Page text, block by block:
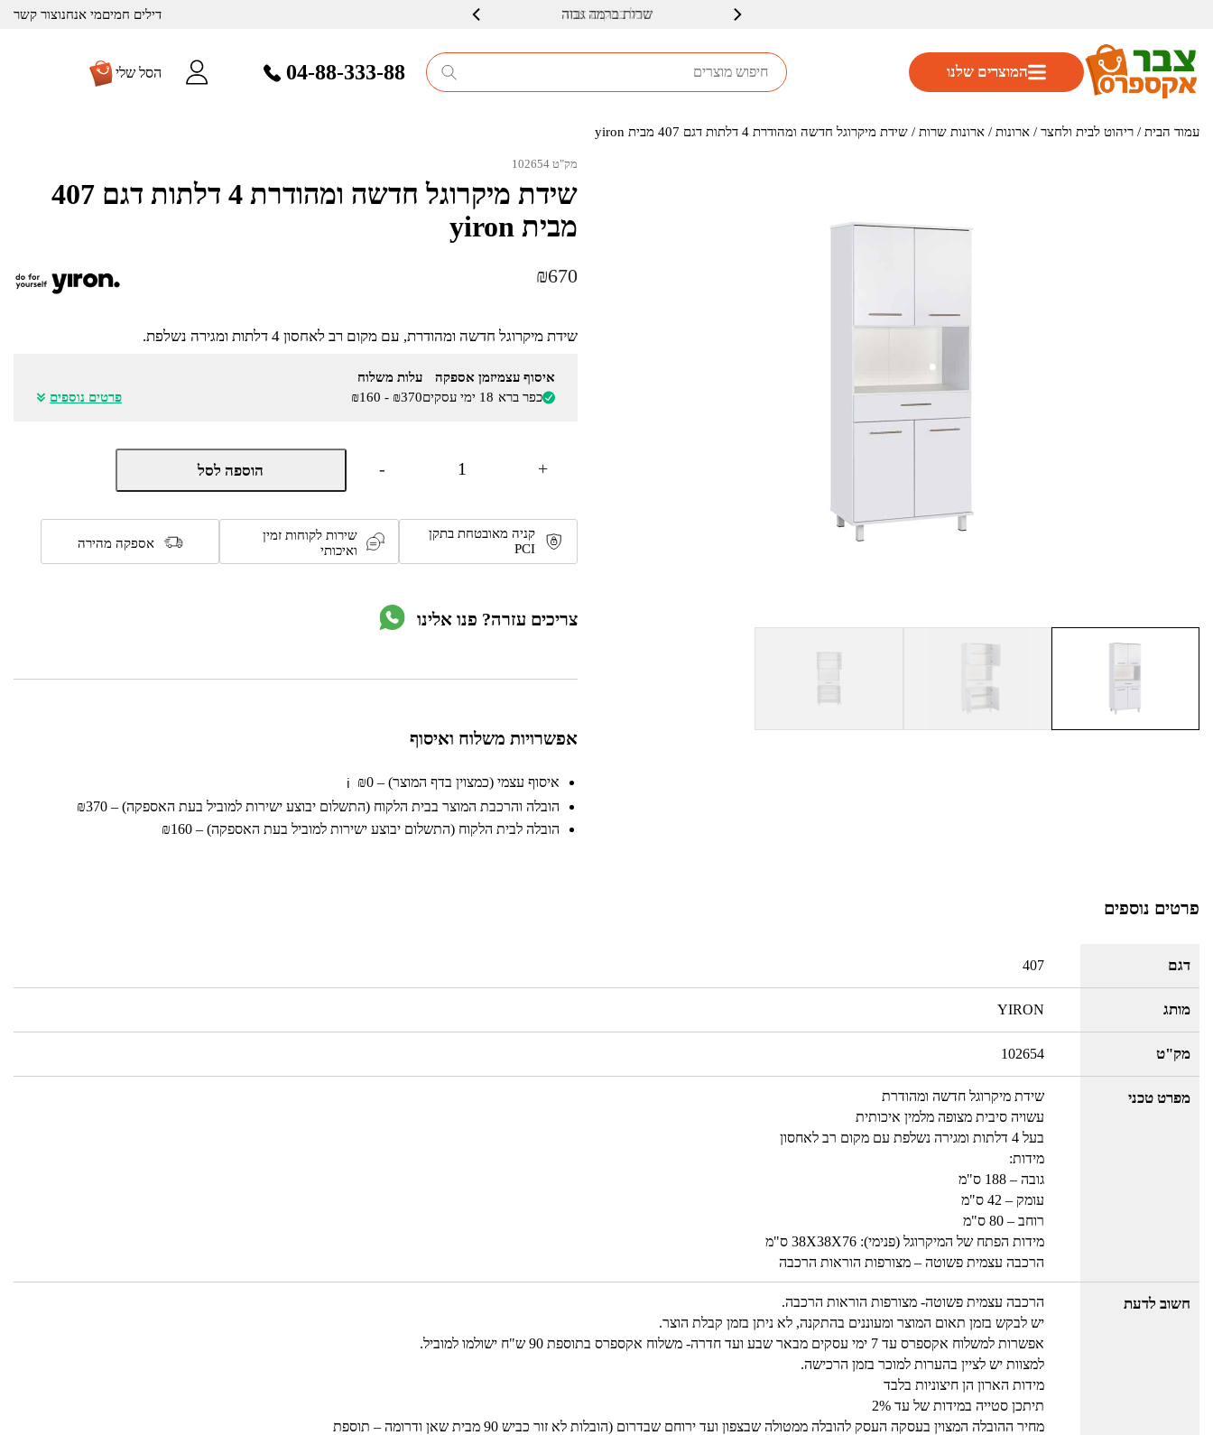
דילים חמיםמי אנחנוצור קשר שרות ברמה גבוה
04-88-333-88 הסל שלי המוצרים שלנו
עמוד הבית / ריהוט לבית ולחצר / ארונות / ארונות שרות / שידת מיקרוגל חדשה ומהודרת 4 דלתות דגם 407 מבית yiron
מק"ט 102654
שידת מיקרוגל חדשה ומהודרת 4 דלתות דגם 407
מבית yiron
₪670
שידת מיקרוגל חדשה ומהודרת, עם מקום רב לאחסון 4 דלתות ומגירה נשלפת.
איסוף עצמי
כפר ברא
זמן אספקה
18 ימי עסקים
עלות משלוח
₪370 - ₪160
פרטים נוספים
-
כמות
שידת
חדשה
ומהודרת
4
דלתות
+ הוספה לסל
קניה מאובטחת בתקן
PCI
שירות לקוחות זמין
ואיכותי
אספקה מהירה
צריכים עזרה? פנו אלינו
אפשרויות משלוח ואיסוף
איסוף עצמי (כמצוין בדף המוצר) – ₪0 ℹ️
הובלה והרכבת המוצר בבית הלקוח (התשלום יבוצע ישירות למוביל בעת האספקה) – ₪370
הובלה לבית הלקוח (התשלום יבוצע ישירות למוביל בעת האספקה) – ₪160
פרטים נוספים
דגם 407
מותג YIRON
מק"ט 102654
מפרט טכני
שידת מיקרוגל חדשה ומהודרת
עשויה סיבית מצופה מלמין איכותית
בעל 4 דלתות ומגירה נשלפת עם מקום רב לאחסון
מידות:
גובה – 188 ס"מ
עומק – 42 ס"מ
רוחב – 80 ס"מ
מידות הפתח של המיקרוגל (פנימי): 38X38X76 ס"מ
הרכבה עצמית פשוטה – מצורפות הוראות הרכבה
חשוב לדעת
הרכבה עצמית פשוטה- מצורפות הוראות הרכבה.
יש לבקש בזמן תאום המוצר ומעוננים בהתקנה, לא ניתן בזמן קבלת הוצר.
אפשרות למשלוח אקספרס עד 7 ימי עסקים מבאר שבע ועד חדרה- משלוח אקספרס בתוספת 90 ש"ח ישולמו למוביל.
למצוות יש לציין בהערות למוכר בזמן הרכישה.
מידות הארון הן חיצוניות בלבד
תיתכן סטייה במידות של עד 2%
מחיר ההובלה המצוין בעסקה העסק להובלה ממטולה שבצפון ועד ירוחם שבדרום (הובלות לא זור כביש 90 מבית שאן ודרומה – תוספת